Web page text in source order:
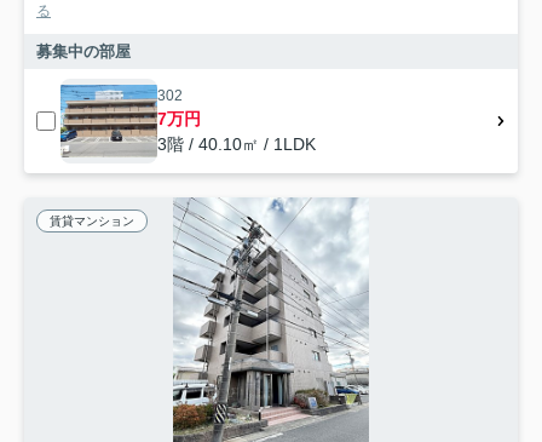
る
募集中の部屋
302
7万円
3階 / 40.10㎡ / 1LDK
賃貸マンション